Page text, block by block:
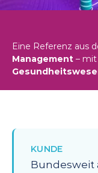
Eine Referenz aus
Management –
KUNDE
Bundesweit